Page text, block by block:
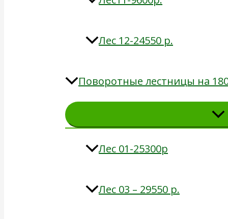
Лес 12-24550 р.
Поворотные лестницы на
Лес 01-25300р
Лес 03 – 29550 р.